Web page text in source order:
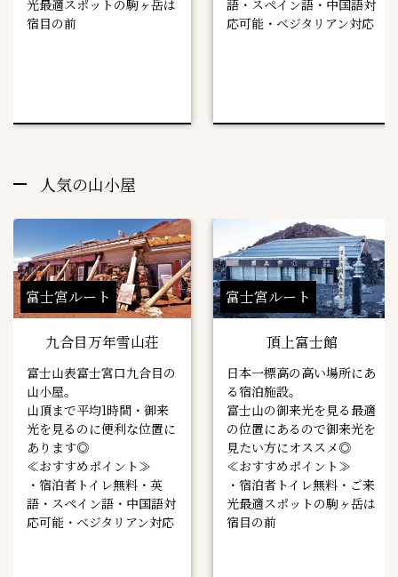
光最適スポットの駒ヶ岳は
宿目の前
語・スペイン語・中国語対
応可能・ベジタリアン対応
人気の山小屋
富士宮ルート
九合目万年雪山荘
富士山表富士宮口九合目の
山小屋。
山頂まで平均1時間・御来
光を見るのに便利な位置に
あります◎
≪おすすめポイント≫
・宿泊者トイレ無料・英
語・スペイン語・中国語対
応可能・ベジタリアン対応
富士宮ルート
頂上富士館
日本一標高の高い場所にあ
る宿泊施設。
富士山の御来光を見る最適
の位置にあるので御来光を
見たい方にオススメ◎
≪おすすめポイント≫
・宿泊者トイレ無料・ご来
光最適スポットの駒ヶ岳は
宿目の前